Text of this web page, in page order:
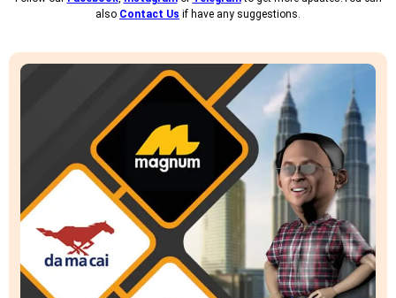
also Contact Us if have any suggestions.